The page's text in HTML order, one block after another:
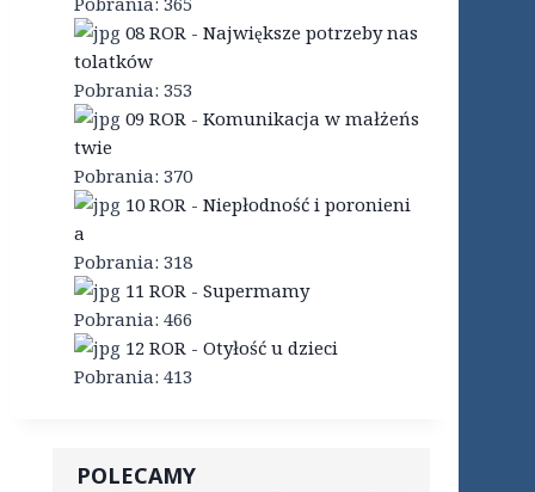
08 ROR - Największe potrzeby nas
tolatków
Pobrania: 353
09 ROR - Komunikacja w małżeńs
twie
Pobrania: 370
10 ROR - Niepłodność i poronieni
a
Pobrania: 318
11 ROR - Supermamy
Pobrania: 466
12 ROR - Otyłość u dzieci
Pobrania: 413
POLECAMY